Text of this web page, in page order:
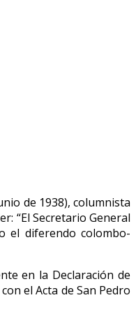
de 1938), columnista
“El Secretario General
el diferendo colombo-
en la Declaración de
el Acta de San Pedro